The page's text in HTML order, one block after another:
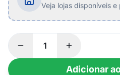
Veja lojas disponíveis e
Adicionar